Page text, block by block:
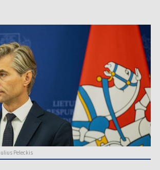
Peleckis